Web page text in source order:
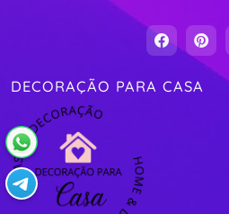
DECORAÇÃO PARA CASA